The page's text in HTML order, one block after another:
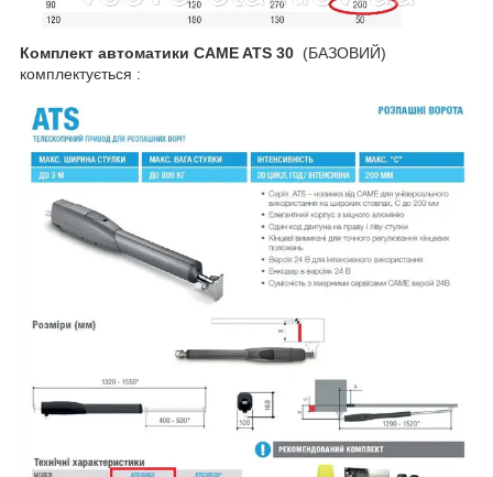
Комплект автоматики CAME ATS 30 (БАЗОВИЙ)
комплектується :